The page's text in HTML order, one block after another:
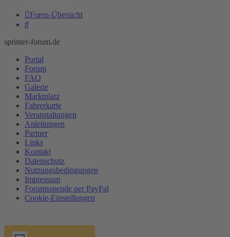
Foren-Übersicht
Suche
sprinter-forum.de
Portal
Forum
FAQ
Galerie
Marktplatz
Fahrerkarte
Veranstaltungen
Anleitungen
Partner
Links
Kontakt
Datenschutz
Nutzungsbedingungen
Impressum
Forumsspende per PayPal
Cookie-Einstellungen